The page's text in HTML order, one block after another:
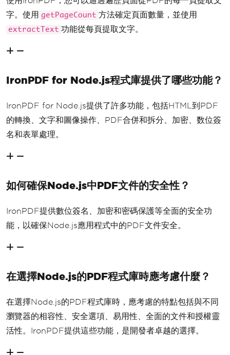
字。使用 getPageCount 方法確定頁面數量，並使用
extractText 功能從每頁提取文字。
IronPDF for Node.js程式庫提供了哪些功能？
IronPDF for Node.js提供了許多功能，包括HTML到PDF
的轉換、文字和圖像操作、PDF合併和拆分、加密、数位簽
名和表單處理。
如何確保Node.js中PDF文件的安全性？
IronPDF提供數位簽名、加密和密碼保護等全面的安全功
能，以確保Node.js應用程式中的PDF文件安全。
在選擇Node.js的PDF程式庫時應考慮什麼？
在選擇Node.js的PDF程式庫時，應考慮的特點包括與不同
瀏覽器的相容性、安全選項、易用性、全面的文件和授權靈
活性。IronPDF提供這些功能，是開發者卓越的選擇。